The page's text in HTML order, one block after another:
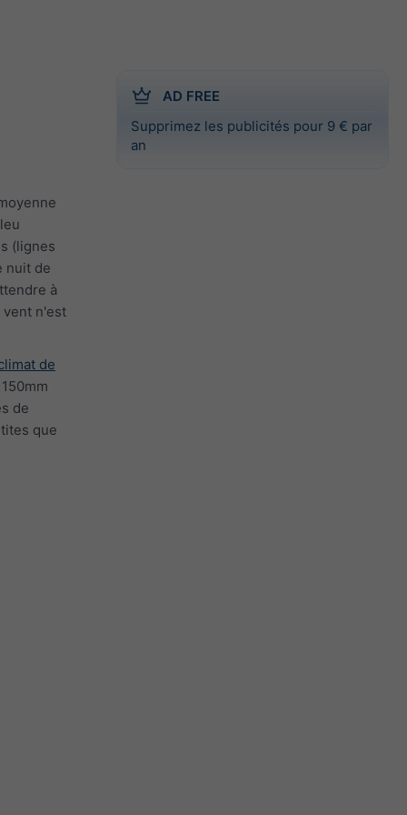
AD FREE
Supprimez les publicités pour 9 € par
an
(lignes
nuit de
à
vent n'est
de
de
que